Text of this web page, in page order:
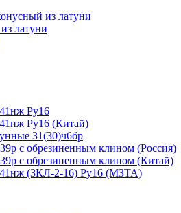
из латуни
латуни
Ру16
Ру16 (Китай)
31(30)ч6бр
с обрезиненным клином (Россия)
с обрезиненным клином (Китай)
(ЗКЛ-2-16) Ру16 (МЗТА)